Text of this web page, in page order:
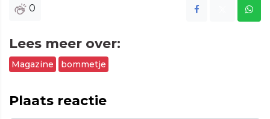
0
Lees meer over:
Magazine bommetje
Plaats reactie